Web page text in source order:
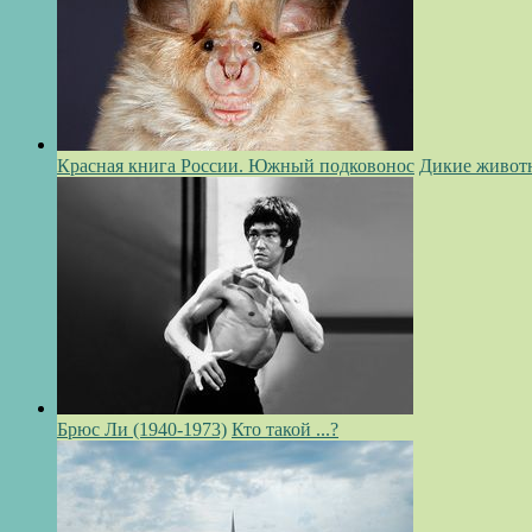
Красная книга России. Южный подковонос Дикие
Брюс Ли (1940-1973) Кто такой ...?